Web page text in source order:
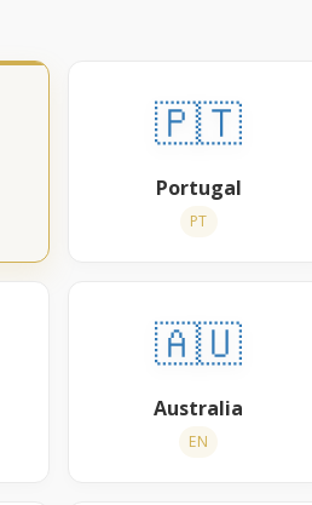
🇵🇹
Portugal
PT
🇦🇺
Australia
EN